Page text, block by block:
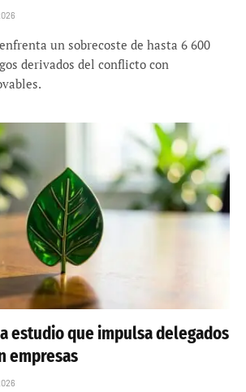
un sobrecoste de hasta 6 600
derivados del conflicto con
estudio que impulsa delegados
empresas